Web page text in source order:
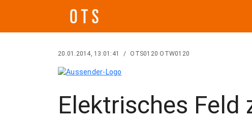
20.01.2014, 13:01:41 / OTS0120 OTW0120
Elektrisches